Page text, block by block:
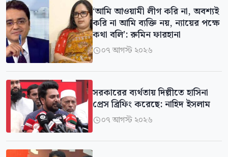
‘আমি আওয়ামী লীগ করি না, অবশ্যই
করি না আমি ব্যক্তি নয়, ন্যায়ের পক্ষে
কথা বলি’: রুমিন ফারহানা
০৭ আগস্ট ২০২৬
সরকারের ব্যর্থতায় দিল্লীতে হাসিনা
প্রেস ব্রিফিং করেছে: নাহিদ ইসলাম
০৭ আগস্ট ২০২৬